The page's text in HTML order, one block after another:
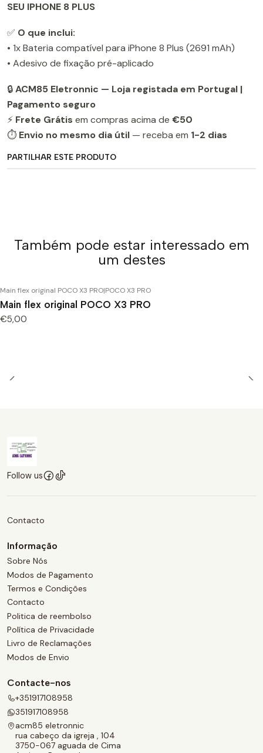
SEU IPHONE 8 PLUS
✅ O que inclui:
• 1x Bateria compatível para iPhone 8 Plus (2691 mAh)
• Adesivo de fixação pré-aplicado
🔒ACM85 Eletronnic — Loja registada em Portugal |
Pagamento seguro
⚡ Frete Grátis em compras acima de €50
⏱️ Envio no mesmo dia útil — receba em 1-2 dias
PARTILHAR ESTE PRODUTO
Também pode estar interessado em
um destes
Main flex original POCO X3 PRO|POCO X3 PRO
Main flex original POCO X3 PRO
€5,00
Follow us
Contacto
Informação
Sobre Nós
Modos de Pagamento
Termos e Condições
Contacto
Politica de reembolso
Política de Privacidade
Livro de Reclamações
Modos de Envio
Contacte-nos
+351917108958
351917108958
acm85 eletronnic
rua cabeço da igreja , 104
3750-067 aguada de Cima